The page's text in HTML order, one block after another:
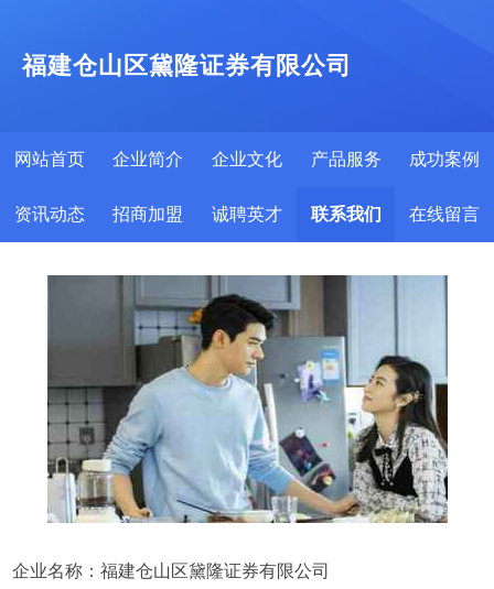
福建仓山区黛隆证券有限公司
网站首页 企业简介 企业文化 产品服务 成功案例
资讯动态 招商加盟 诚聘英才 联系我们 在线留言
企业名称：福建仓山区黛隆证券有限公司